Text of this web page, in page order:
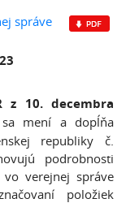
správe
z 10. decembra
mení a dopĺňa
republiky č.
podrobnosti
verejnej správe
položiek